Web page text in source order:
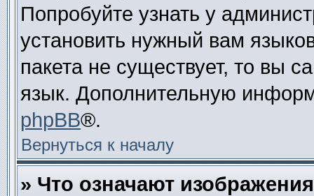
Попробуйте узнать у
установить нужный вам
пакета не существует, то вы
язык. Дополнительную
phpBB®.
Вернуться к началу
» Что означают